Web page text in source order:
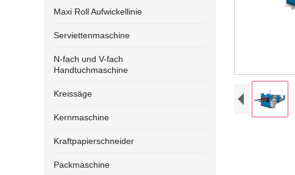
Maxi Roll Aufwickellinie
Serviettenmaschine
N-fach und V-fach
Handtuchmaschine
Kreissäge
Kernmaschine
Kraftpapierschneider
Packmaschine